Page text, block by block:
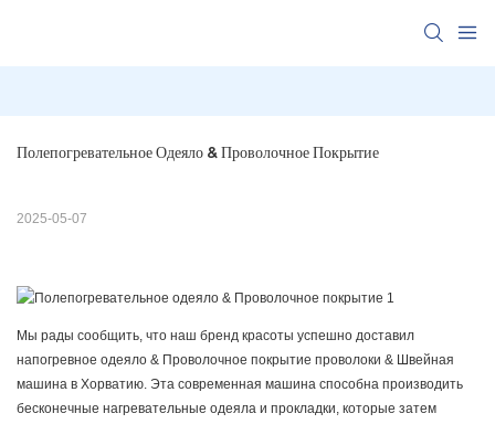
Полепогревательное Одеяло & Проволочное Покрытие
2025-05-07
Мы рады сообщить, что наш бренд красоты успешно доставил
напогревное одеяло & Проволочное покрытие проволоки & Швейная
машина в Хорватию. Эта современная машина способна производить
бесконечные нагревательные одеяла и прокладки, которые затем